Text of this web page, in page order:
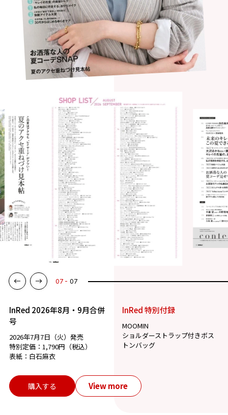
07 07
InRed 2026年8月・9月合併
号
2026年7月7日（火）発売
特別定価：1,790円（税込）
表紙：白石麻衣
InRed 特別付録
MOOMIN
ショルダーストラップ付きボス
トンバッグ
購入する View more